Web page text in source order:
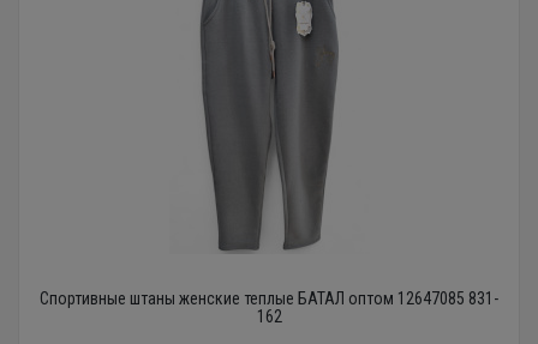
Спортивные штаны женские теплые БАТАЛ оптом 12647085 831-
162